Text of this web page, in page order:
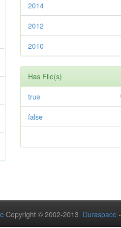
2014
2012
2010
Has File(s)
true
false
Copyright © 2002-2013 Duraspace -